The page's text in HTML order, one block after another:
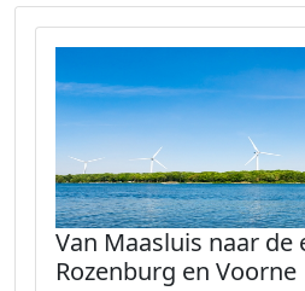
Van Maasluis naar de
Rozenburg en Voorne